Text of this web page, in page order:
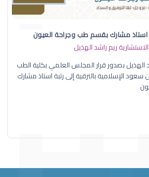
استاذ مشارك بقسم طب وجراحة العيون
الاستشارية ريم راشد الهذيل
الهذيل بصدور قرار المجلس العلمي بكلية الطب
الإسلامية بالترقية إلى رتبة استاذ مشارك